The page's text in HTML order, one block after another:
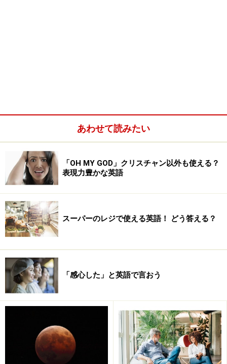
あわせて読みたい
「OH MY GOD」クリスチャン以外も使える？
表現力豊かな英語
スーパーのレジで使える英語！ どう答える？
「感心した」と英語で言おう